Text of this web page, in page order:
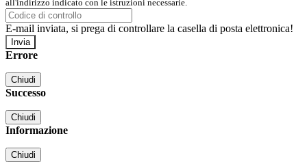
all'indirizzo indicato con le istruzioni necessarie.
E-mail inviata, si prega di controllare la casella di posta elettronica!
Errore
Chiudi
Successo
Chiudi
Informazione
Chiudi